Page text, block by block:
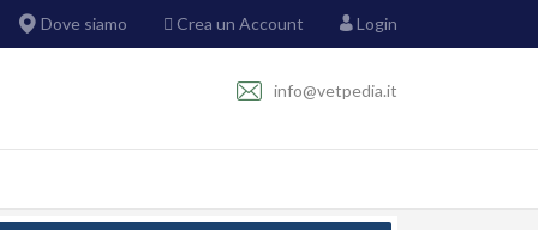
Dove siamo Crea un Account Login
info@vetpedia.it